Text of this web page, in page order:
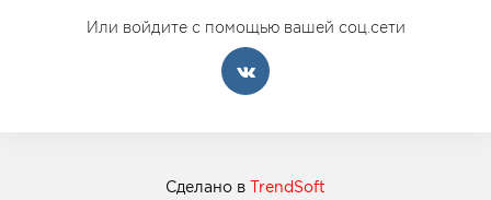
Или войдите с помощью вашей соц.сети
Сделано в TrendSoft